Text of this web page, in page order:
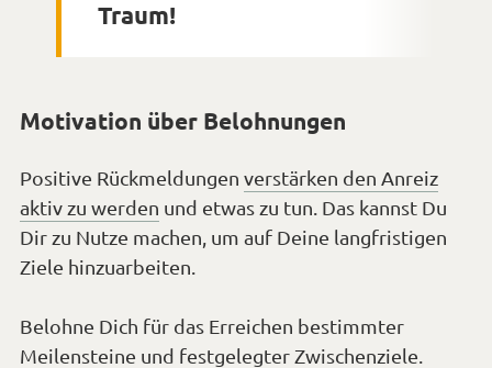
Traum!
Motivation über Belohnungen
Positive Rückmeldungenverstärken den Anreiz
aktiv zu werden und etwas zu tun. Das kannst Du
Dir zu Nutze machen, um auf Deine langfristigen
Ziele hinzuarbeiten.
Belohne Dich für das Erreichen bestimmter
Meilensteine und festgelegter Zwischenziele.